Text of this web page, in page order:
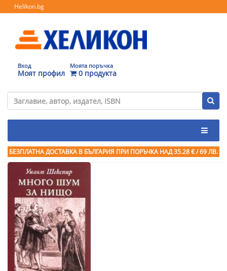
Helikon.bg
Вход
Моят профил
Моята поръчка
0 продукта
БЕЗПЛАТНА ДОСТАВКА В БЪЛГАРИЯ ПРИ ПОРЪЧКА НАД 35.28 € / 69 ЛВ.